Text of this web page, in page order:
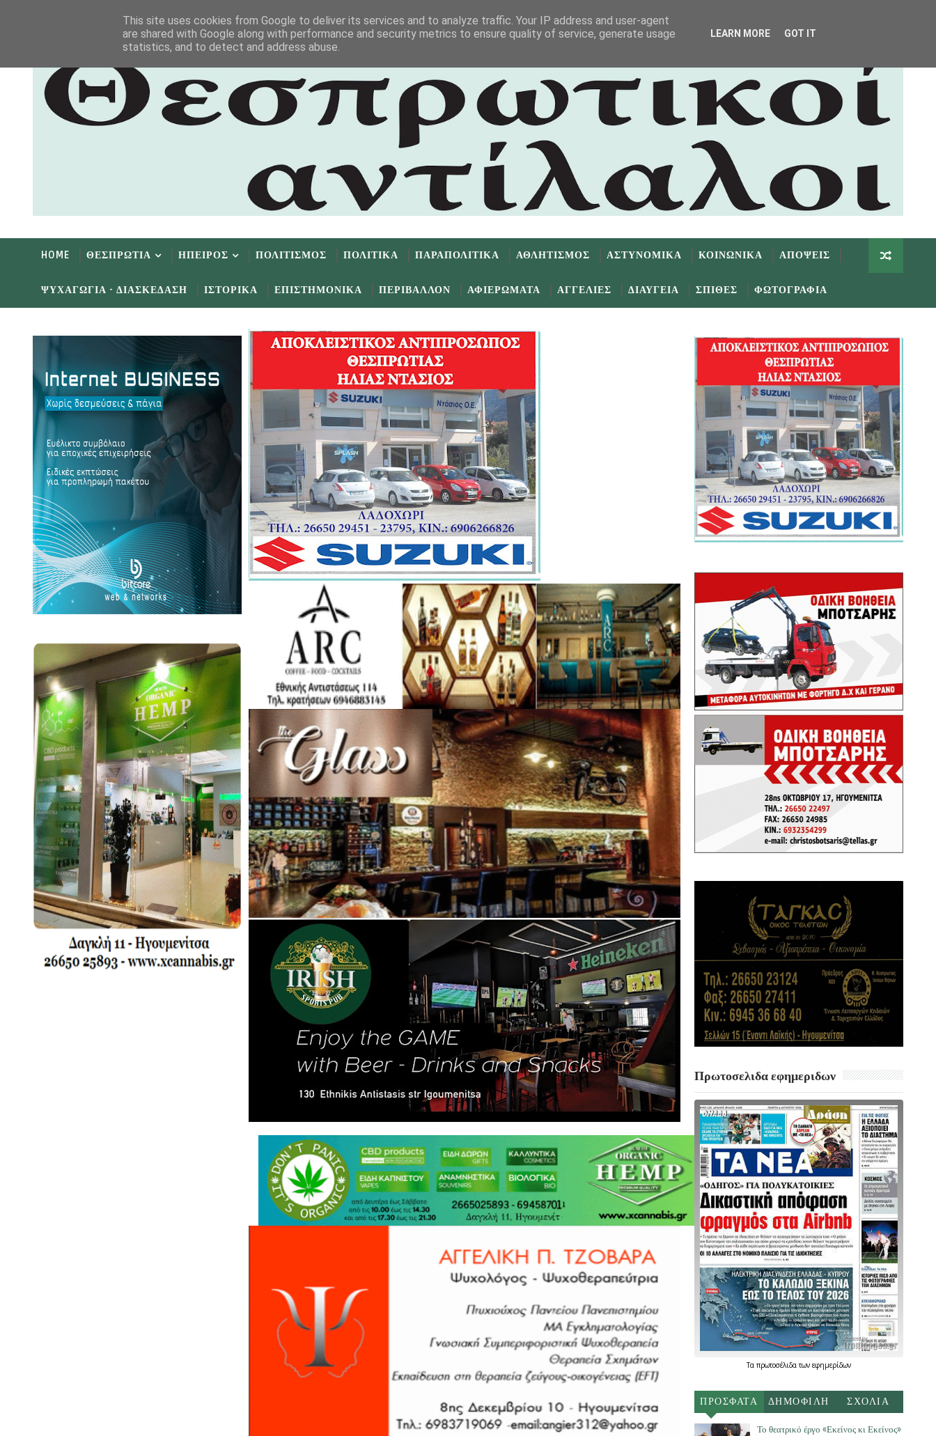
HOME ΘΕΣΠΡΩΤΙΑ ΗΠΕΙΡΟΣ ΠΟΛΙΤΙΣΜΟΣ ΠΟΛΙΤΙΚΑ ΠΑΡΑΠΟΛΙΤΙΚΑ ΑΘΛΗΤΙΣΜΟΣ ΑΣΤΥΝΟΜΙΚΑ ΚΟΙΝΩΝΙΚΑ ΑΠΟΨΕΙΣ
ΨΥΧΑΓΩΓΙΑ - ΔΙΑΣΚΕΔΑΣΗ ΙΣΤΟΡΙΚΑ ΕΠΙΣΤΗΜΟΝΙΚΑ ΠΕΡΙΒΑΛΛΟΝ ΑΦΙΕΡΩΜΑΤΑ ΑΓΓΕΛΙΕΣ ΔΙΑΥΓΕΙΑ ΣΠΙΘΕΣ ΦΩΤΟΓΡΑΦΙΑ
Πρωτοσελιδα εφημεριδων
Τα πρωτοσέλιδατων εφημερίδων
ΠΡΟΣΦΑΤΑ ΔΗΜΟΦΙΛΗ ΣΧΟΛΙΑ
Το θεατρικό έργο «Εκείνος κι Εκείνος»
This site uses cookies from Google to deliver its services and to analyze traffic. Your IP address and user-agent
are shared with Google along with performance and security metrics to ensure quality of service, generate usage
statistics, and to detect and address abuse.
LEARN MORE GOT IT